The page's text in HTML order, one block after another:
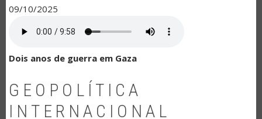
09/10/2025
Dois anos de guerra em Gaza
GEOPOLÍTICA
INTERNACIONAL